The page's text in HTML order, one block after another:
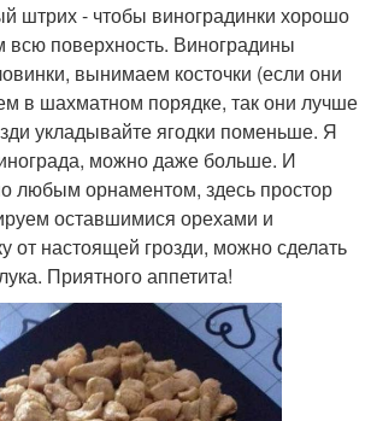
штрих - чтобы виноградинки хорошо
всю поверхность. Виноградины
вынимаем косточки (если они
в шахматном порядке, так они лучше
укладывайте ягодки поменьше. Я
можно даже больше. И
любым орнаментом, здесь простор
оставшимися орехами и
от настоящей грозди, можно сделать
Приятного аппетита!